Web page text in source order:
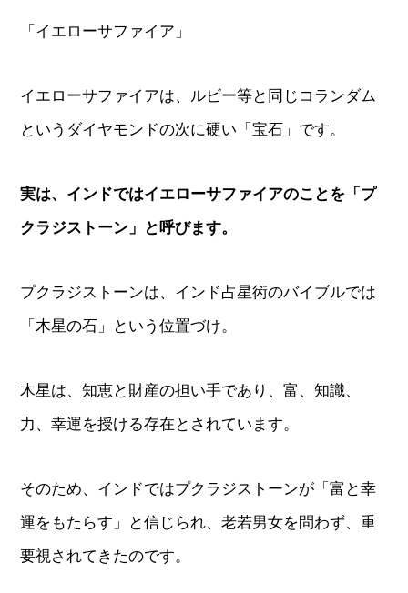
「イエローサファイア」
イエローサファイアは、ルビー等と同じコランダム
というダイヤモンドの次に硬い「宝石」です。
実は、インドではイエローサファイアのことを「プ
クラジストーン」と呼びます。
プクラジストーンは、インド占星術のバイブルでは
「木星の石」という位置づけ。
木星は、知恵と財産の担い手であり、富、知識、
力、幸運を授ける存在とされています。
そのため、インドではプクラジストーンが「富と幸
運をもたらす」と信じられ、老若男女を問わず、重
要視されてきたのです。